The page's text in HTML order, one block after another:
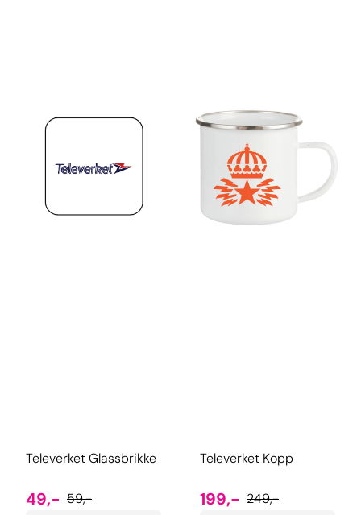
Televerket Glassbrikke
49,- 59,-
Televerket Kopp
199,- 249,-